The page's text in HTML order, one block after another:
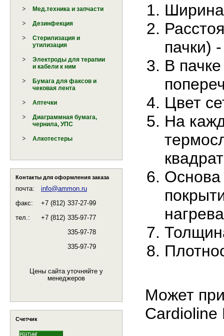
Мед.техника и запчасти
Дезинфекция
Стерилизация и
утилизация
Электроды для терапии
и кабели к ним
Бумага для факсов и
чековая лента
Аптечки
Диаграммная бумага,
чернила, УПС
Алкотестеры
Контакты для оформления заказа
почта:
info@ammon.ru
факс:
+7 (812) 337-27-99
тел.:
+7 (812) 335-97-77
335-97-78
335-97-79
Цены сайта уточняйте у
менеджеров
Счетчик
пачки)
В
Цвет
На
Основа
Может
Cardioline